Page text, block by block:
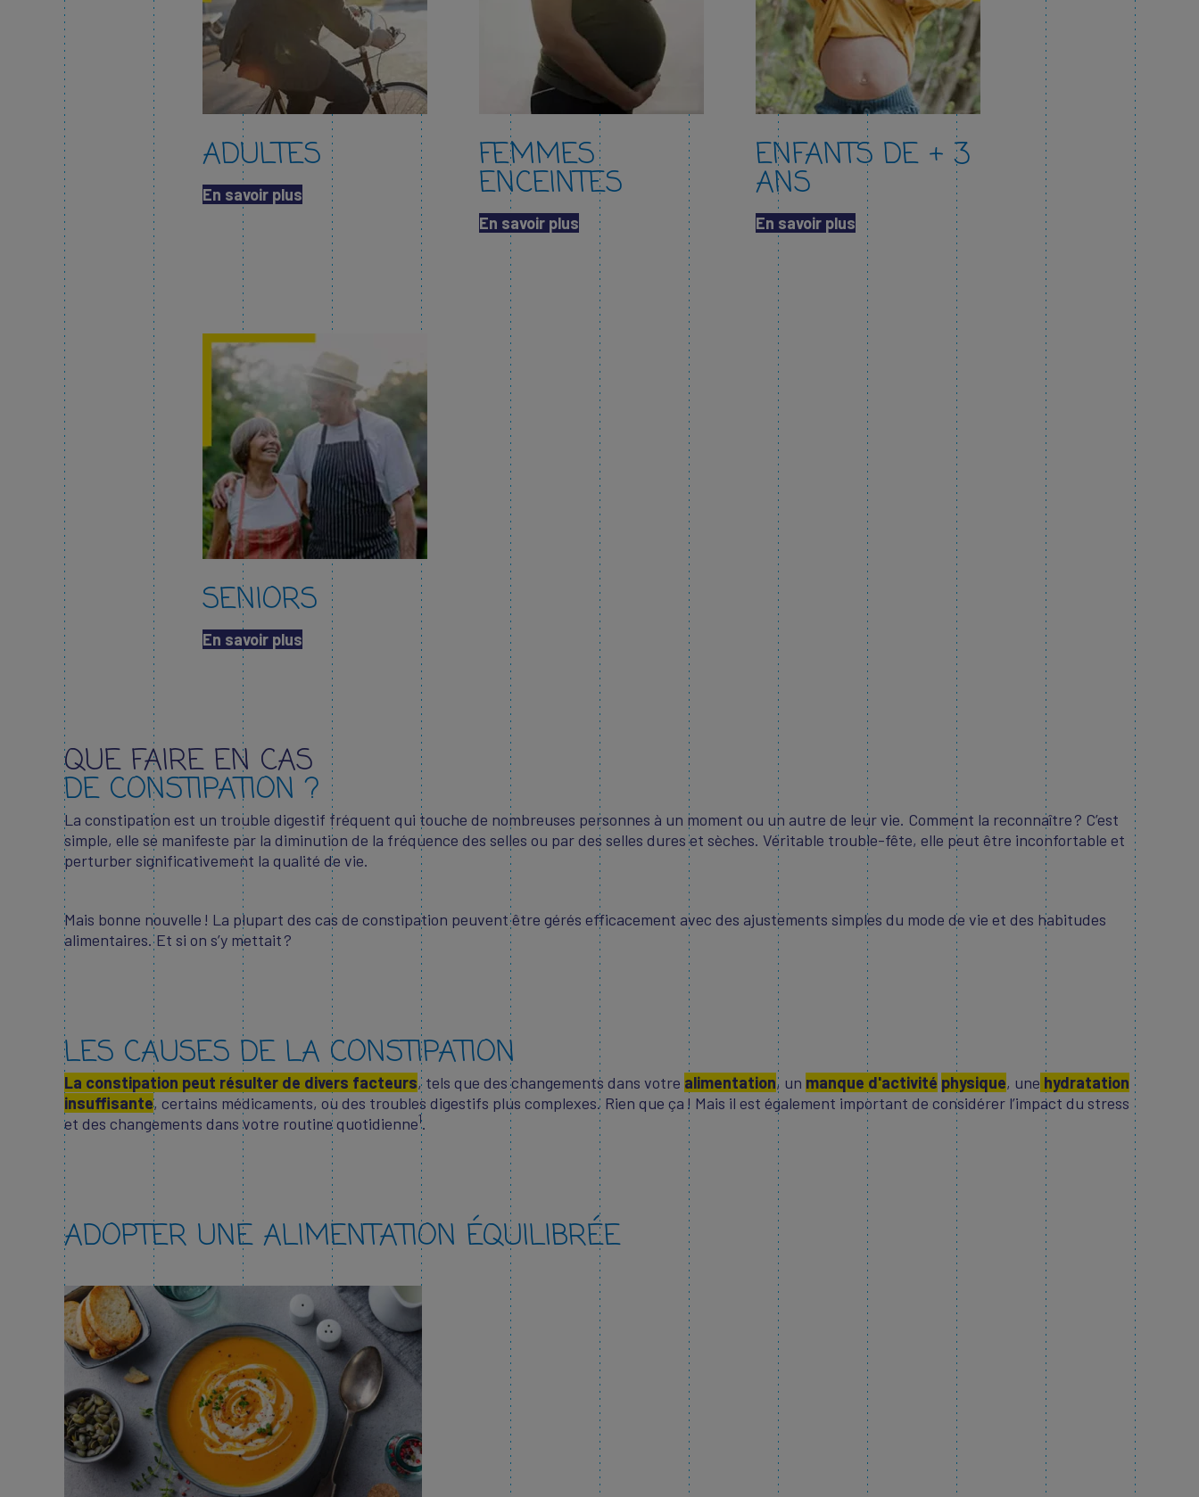
ADULTES
En savoir plus​
FEMMES
ENCEINTES
En savoir plus​
ENFANTS DE + 3
ANS
En savoir plus​
SENIORS
En savoir plus​
QUE FAIRE EN CAS
DE CONSTIPATION ?
La constipation est un trouble digestif fréquent qui touche de nombreuses personnes à un moment ou un autre de leur vie. Comment la reconnaître ? C’est
simple, elle se manifeste par la diminution de la fréquence des selles ou par des selles dures et sèches. Véritable trouble-fête, elle peut être inconfortable et
perturber significativement la qualité de vie.
Mais bonne nouvelle ! La plupart des cas de constipation peuvent être gérés efficacement avec des ajustements simples du mode de vie et des habitudes
alimentaires. Et si on s’y mettait ?
LES CAUSES DE LA CONSTIPATION
La constipation peut résulter de divers facteurs, tels que des changements dans votre alimentation, un manque d'activité physique, une hydratation
insuffisante, certains médicaments, ou des troubles digestifs plus complexes. Rien que ça ! Mais il est également important de considérer l’impact du stress
et des changements dans votre routine quotidienne1.
ADOPTER UNE ALIMENTATION ÉQUILIBRÉE